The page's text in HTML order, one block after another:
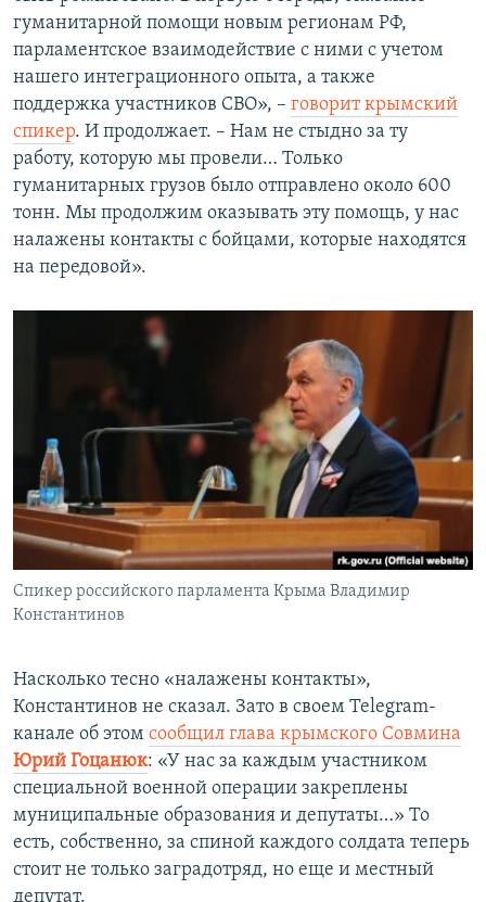
гуманитарной помощи новым регионам РФ,
парламентское взаимодействие с ними с учетом
нашего интеграционного опыта, а также
поддержка участников СВО», – говорит крымский
спикер. И продолжает. – Нам не стыдно за ту
работу, которую мы провели… Только
гуманитарных грузов было отправлено около 600
тонн. Мы продолжим оказывать эту помощь, у нас
налажены контакты с бойцами, которые находятся
на передовой».
Спикер российского парламента Крыма Владимир
Константинов
Насколько тесно «налажены контакты»,
Константинов не сказал. Зато в своем Telegram-
канале об этом сообщил глава крымского Совмина
Юрий Гоцанюк: «У нас за каждым участником
специальной военной операции закреплены
муниципальные образования и депутаты…» То
есть, собственно, за спиной каждого солдата теперь
стоит не только заградотряд, но еще и местный
депутат.